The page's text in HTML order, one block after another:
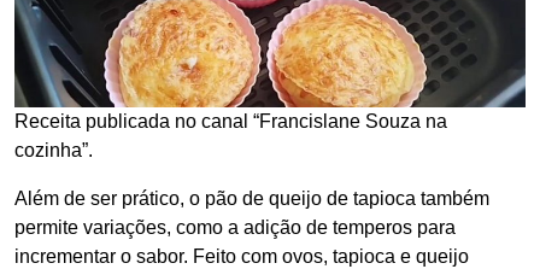
Receita publicada no canal “Francislane Souza na
cozinha”.
Além de ser prático, o pão de queijo de tapioca também
permite variações, como a adição de temperos para
incrementar o sabor. Feito com ovos, tapioca e queijo